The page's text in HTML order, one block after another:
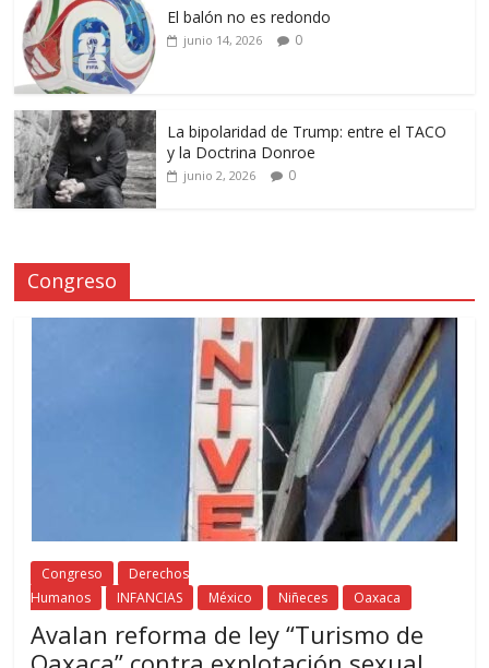
El balón no es redondo
junio 14, 2026 0
La bipolaridad de Trump: entre el TACO
y la Doctrina Donroe
junio 2, 2026 0
Congreso
Congreso
Derechos
Humanos
INFANCIAS México Niñeces Oaxaca
Avalan reforma de ley “Turismo de